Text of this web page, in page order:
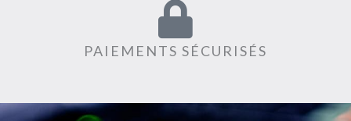
PAIEMENTS SÉCURISÉS